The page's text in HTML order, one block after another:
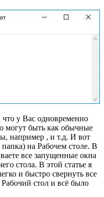
у Вас одновременно
могут быть как обычные
например , и т.д. И вот
на Рабочем столе. В
все запущенные окна
стола. В этой статье я
и быстро свернуть все
Рабочий стол и всё было